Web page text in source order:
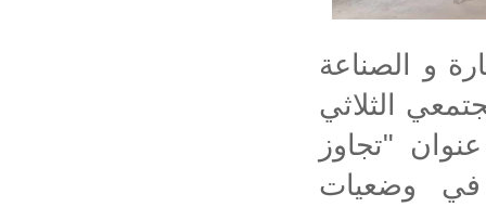
و الصناعة
الثلاثي
"تجاوز
في وضعيات